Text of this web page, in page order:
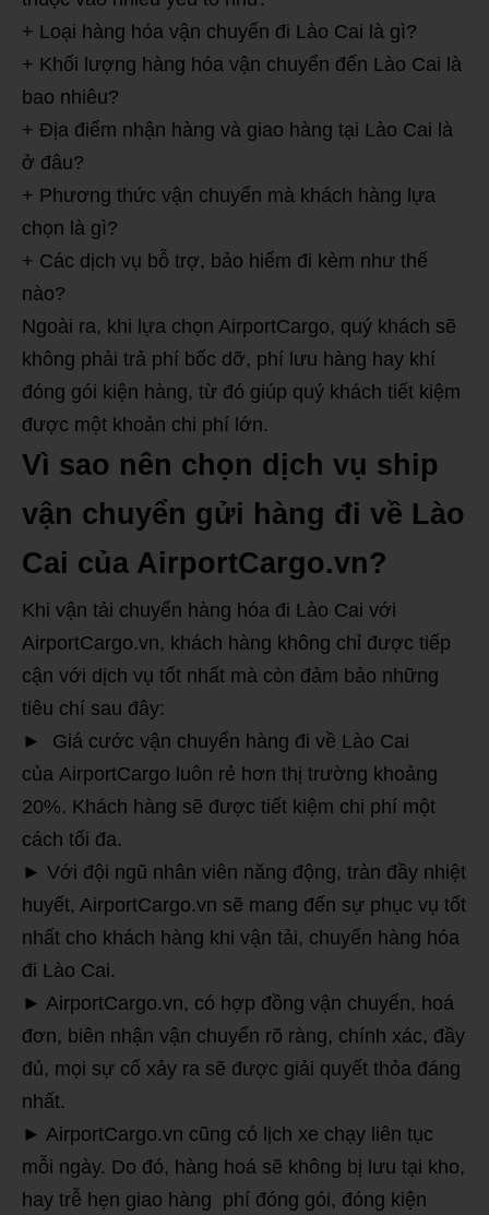
+ Loại hàng hóa vận chuyển đi Lào Cai là gì?
+ Khối lượng hàng hóa vận chuyển đến Lào Cai là
bao nhiêu?
+ Địa điểm nhận hàng và giao hàng tại Lào Cai là
ở đâu?
+ Phương thức vận chuyển mà khách hàng lựa
chọn là gì?
+ Các dịch vụ bỗ trợ, bảo hiểm đi kèm như thế
nào?
Ngoài ra, khi lựa chọn AirportCargo, quý khách sẽ
không phải trả phí bốc dỡ, phí lưu hàng hay khí
đóng gói kiện hàng, từ đó giúp quý khách tiết kiệm
được một khoản chi phí lớn.
Vì sao nên chọn dịch vụ ship
vận chuyển gửi hàng đi về Lào
Cai của AirportCargo.vn?
Khi vận tải chuyển hàng hóa đi Lào Cai với
AirportCargo.vn, khách hàng không chỉ được tiếp
cận với dịch vụ tốt nhất mà còn đảm bảo những
tiêu chí sau đây:
► Giá cước vận chuyển hàng đi về Lào Cai
của AirportCargo luôn rẻ hơn thị trường khoảng
20%. Khách hàng sẽ được tiết kiệm chi phí một
cách tối đa.
► Với đội ngũ nhân viên năng động, tràn đầy nhiệt
huyết, AirportCargo.vn sẽ mang đến sự phục vụ tốt
nhất cho khách hàng khi vận tải, chuyển hàng hóa
đi Lào Cai.
► AirportCargo.vn, có hợp đồng vận chuyển, hoá
đơn, biên nhận vận chuyển rõ ràng, chính xác, đầy
đủ, mọi sự cố xảy ra sẽ được giải quyết thỏa đáng
nhất.
► AirportCargo.vn cũng có lịch xe chạy liên tục
mỗi ngày. Do đó, hàng hoá sẽ không bị lưu tại kho,
hay trễ hẹn giao hàng phí đóng gói, đóng kiện